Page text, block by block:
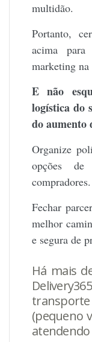
multidão.
Portanto,
acima para
marketing
E não
logística do
do aumento
Organize
opções de
compradores.
Fechar
melhor
e segura de
Há mais
Delivery365
(pequeno